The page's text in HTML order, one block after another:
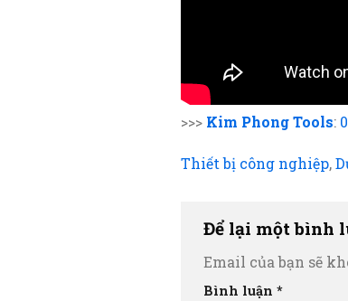
>>> Kim Phong Tools:
Thiết bị công nghiệp,
Để lại một bình
Email của bạn sẽ
Bình luận *